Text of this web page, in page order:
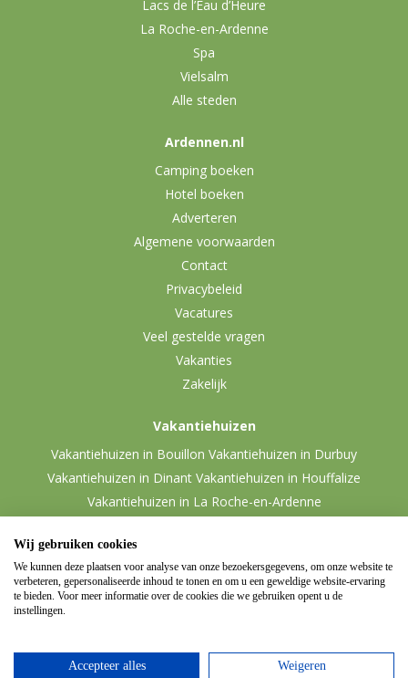
Lacs de l’Eau d’Heure
La Roche-en-Ardenne
Spa
Vielsalm
Alle steden
Ardennen.nl
Camping boeken
Hotel boeken
Adverteren
Algemene voorwaarden
Contact
Privacybeleid
Vacatures
Veel gestelde vragen
Vakanties
Zakelijk
Vakantiehuizen
Vakantiehuizen in Bouillon Vakantiehuizen in Durbuy
Vakantiehuizen in Dinant Vakantiehuizen in Houffalize
Vakantiehuizen in La Roche-en-Ardenne
Wij gebruiken cookies
We kunnen deze plaatsen voor analyse van onze bezoekersgegevens, om onze website te
verbeteren, gepersonaliseerde inhoud te tonen en om u een geweldige website-ervaring
te bieden. Voor meer informatie over de cookies die we gebruiken opent u de
instellingen.
Accepteer alles Weigeren